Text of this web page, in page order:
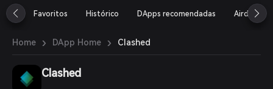
繁體中文
Português (Portugal)
ภาษาไทย
العربية
हिन्दी
Favoritos Histórico DApps recomendadas Airdrop
Home › DApp Home › Clashed
Clashed